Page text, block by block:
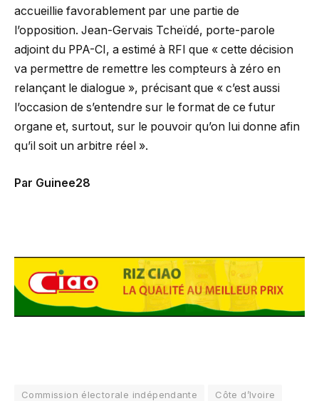
accueillie favorablement par une partie de
l’opposition. Jean-Gervais Tcheïdé, porte-parole
adjoint du PPA-CI, a estimé à RFI que « cette décision
va permettre de remettre les compteurs à zéro en
relançant le dialogue », précisant que « c’est aussi
l’occasion de s’entendre sur le format de ce futur
organe et, surtout, sur le pouvoir qu’on lui donne afin
qu’il soit un arbitre réel ».
Par Guinee28
Commission électorale indépendante Côte d’Ivoire